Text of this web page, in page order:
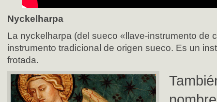
Nyckelharpa
La nyckelharpa (del sueco «llave-instrumento de
instrumento tradicional de origen sueco. Es un
frotada.